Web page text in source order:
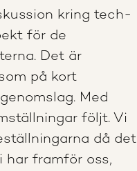
kring tech-
för de
Det är
på kort
Med
följt. Vi
då det
har framför oss,